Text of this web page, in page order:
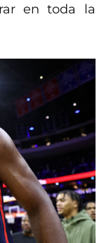
en toda la